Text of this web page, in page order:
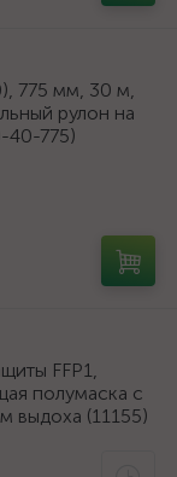
775 мм, 30 м,
рулон на
40-775)
FFP1,
полумаска с
выдоха (11155)